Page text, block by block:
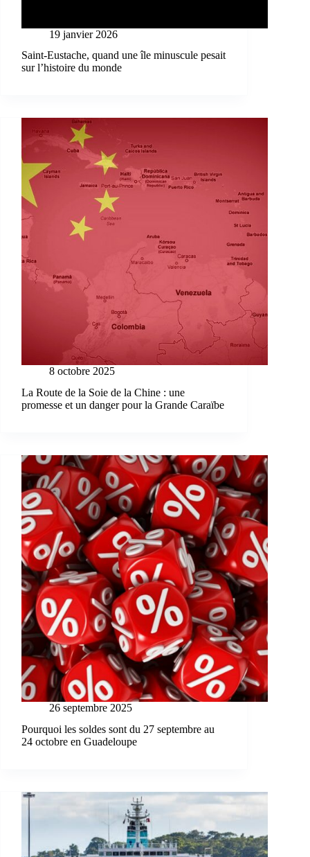
19 janvier 2026
Saint-Eustache, quand une île minuscule pesait
sur l’histoire du monde
8 octobre 2025
La Route de la Soie de la Chine : une
promesse et un danger pour la Grande Caraïbe
26 septembre 2025
Pourquoi les soldes sont du 27 septembre au
24 octobre en Guadeloupe